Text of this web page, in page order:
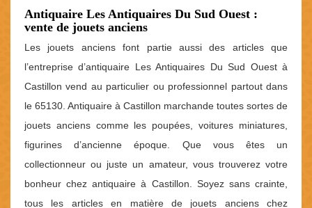
Antiquaire Les Antiquaires Du Sud Ouest :
vente de jouets anciens
Les jouets anciens font partie aussi des articles que
l’entreprise d’antiquaire Les Antiquaires Du Sud Ouest à
Castillon vend au particulier ou professionnel partout dans
le 65130. Antiquaire à Castillon marchande toutes sortes de
jouets anciens comme les poupées, voitures miniatures,
figurines d’ancienne époque. Que vous êtes un
collectionneur ou juste un amateur, vous trouverez votre
bonheur chez antiquaire à Castillon. Soyez sans crainte,
tous les articles en matière de jouets anciens chez